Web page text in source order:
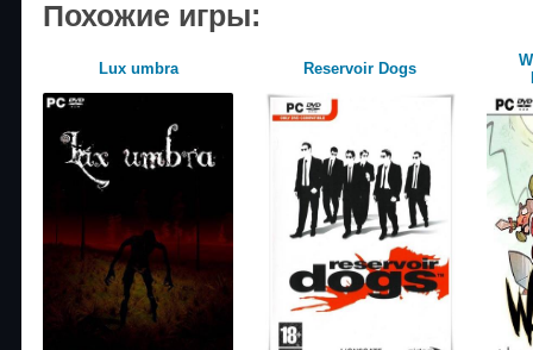
Похожие игры:
Lux umbra Reservoir Dogs